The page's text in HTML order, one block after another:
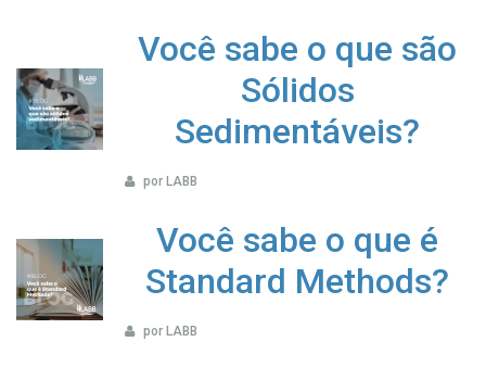
Você sabe o que são
Sólidos
Sedimentáveis?
por LABB
Você sabe o que é
Standard Methods?
por LABB